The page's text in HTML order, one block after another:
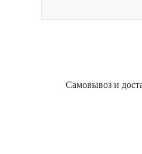
Самовывоз и